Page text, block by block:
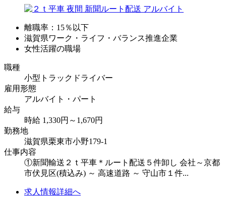
離職率：15％以下
滋賀県ワーク・ライフ・バランス推進企業
女性活躍の職場
職種
小型トラックドライバー
雇用形態
アルバイト・パート
給与
時給 1,330円～1,670円
勤務地
滋賀県栗東市小野179-1
仕事内容
①新聞輸送２ｔ平車＊ルート配送５件卸し 会社～京都
市伏見区(積込み) ～ 高速道路 ～ 守山市１件...
求人情報詳細へ